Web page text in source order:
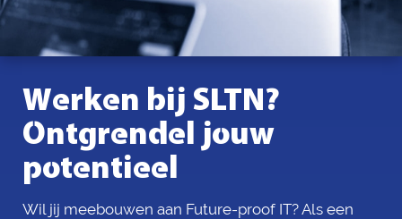
Werken bij SLTN?
Ontgrendel jouw
potentieel
Wil jij meebouwen aan Future-proof IT? Als een